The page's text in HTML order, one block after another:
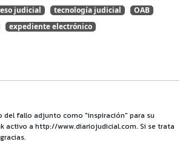
judicial tecnología judicial
OAB
expediente electrónico
fallo adjunto como "inspiración" para su
activo a http://www.diariojudicial.com. Si se trata